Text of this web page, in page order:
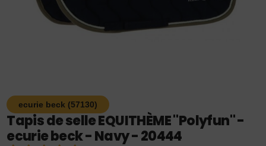
ecurie beck (57130)
Tapis de selle EQUITHÈME "Polyfun" -
ecurie beck - Navy - 20444